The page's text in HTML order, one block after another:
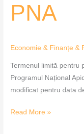
PNA
Economie & Finanțe &
Termenul limită pentru
Programul Național
modificat pentru data
PNA
Read More »